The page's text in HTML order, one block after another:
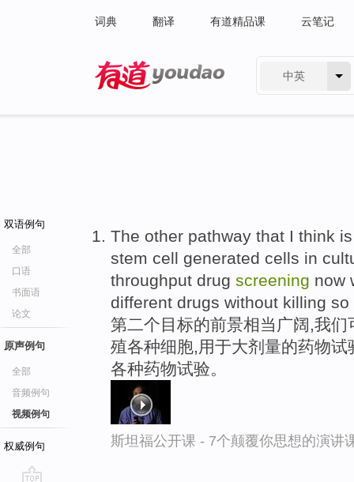
词典 翻译 有道精品课 云笔记
中英
双语例句
全部
口语
书面语
论文
原声例句
全部
音频例句
视频例句
权威例句
The other pathway that I think
stem cell generated cells in
throughput drug screening now
different drugs without killing
第二个目标的前景相当广阔,我
殖各种细胞,用于大剂量的药物
各种药物试验。
斯坦福公开课 - 7个颠覆你思想的演讲